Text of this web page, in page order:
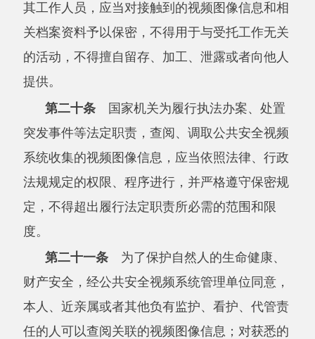
（二）擅自改动、迁移、拆除依据本条例第
七条规定安装的图像采集设备及相关设施，或者
以喷涂、遮挡等方式妨碍其正常运行；
（三）非法侵入、控制公共安全视频系统；
（四）非法获取公共安全视频系统中的数
据；
（五）非法删除、隐匿、修改、增加公共安
全视频系统中的数据或者应用程序；
（六）其他妨碍公共安全视频系统正常运
第二十四条 公安机关对公共安全视频系统
的建设、使用情况实施监督检查，有关单位或者
个人应当予以协助、配合。
有关单位或者个人发现有违反本条例第七条